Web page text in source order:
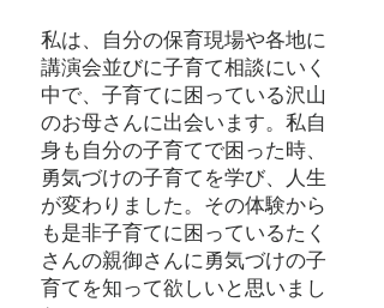
私は、自分の保育現場や各地に
講演会並びに子育て相談にいく
中で、子育てに困っている沢山
のお母さんに出会います。私自
身も自分の子育てで困った時、
勇気づけの子育てを学び、人生
が変わりました。その体験から
も是非子育てに困っているたく
さんの親御さんに勇気づけの子
育てを知って欲しいと思いまし